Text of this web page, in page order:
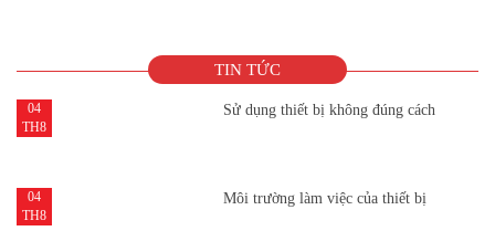
TIN TỨC
04
TH8
Sử dụng thiết bị không đúng cách
04
TH8
Môi trường làm việc của thiết bị